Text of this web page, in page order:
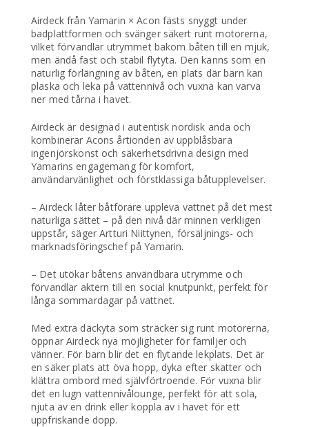
Airdeck från Yamarin × Acon fästs snyggt under
badplattformen och svänger säkert runt motorerna,
vilket förvandlar utrymmet bakom båten till en mjuk,
men ändå fast och stabil flytyta. Den känns som en
naturlig förlängning av båten, en plats där barn kan
plaska och leka på vattennivå och vuxna kan varva
ner med tårna i havet.
Airdeck är designad i autentisk nordisk anda och
kombinerar Acons årtionden av uppblåsbara
ingenjörskonst och säkerhetsdrivna design med
Yamarins engagemang för komfort,
användarvänlighet och förstklassiga båtupplevelser.
– Airdeck låter båtförare uppleva vattnet på det mest
naturliga sättet – på den nivå där minnen verkligen
uppstår, säger Artturi Niittynen, försäljnings- och
marknadsföringschef på Yamarin.
– Det utökar båtens användbara utrymme och
förvandlar aktern till en social knutpunkt, perfekt för
långa sommardagar på vattnet.
Med extra däckyta som sträcker sig runt motorerna,
öppnar Airdeck nya möjligheter för familjer och
vänner. För barn blir det en flytande lekplats. Det är
en säker plats att öva hopp, dyka efter skatter och
klättra ombord med självförtroende. För vuxna blir
det en lugn vattennivålounge, perfekt för att sola,
njuta av en drink eller koppla av i havet för ett
uppfriskande dopp.